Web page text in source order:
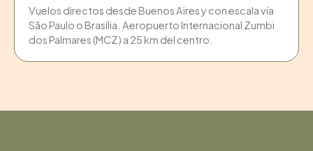
Vuelos directos desde Buenos Aires y con escala vía
São Paulo o Brasília. Aeropuerto Internacional Zumbi
dos Palmares (MCZ) a 25 km del centro.